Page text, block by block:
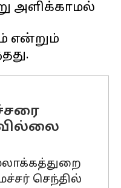
அளிக்காமல்
என்றும்
செந்தில்